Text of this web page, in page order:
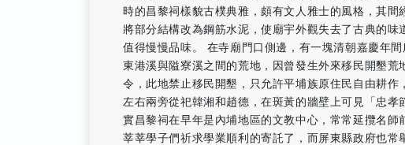
時的昌黎祠樣貌古樸典雅，頗有文人雅士的風格，其
將部分結構改為鋼筋水泥，使廟宇外觀失去了古典的味
值得慢慢品味。 在寺廟門口側邊，有一塊清朝嘉慶年
東港溪與隘寮溪之間的荒地，因曾發生外來移民開墾
令，此地禁止移民開墾，只允許平埔族原住民自由耕作
左右兩旁從祀韓湘和趙德，在斑黃的牆壁上可見「忠
實昌黎祠在早年是內埔地區的文教中心，常常延攬名
莘莘學子們祈求學業順利的寄託了，而屏東縣政府也